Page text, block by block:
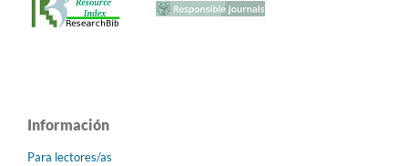
Información
Para lectores/as